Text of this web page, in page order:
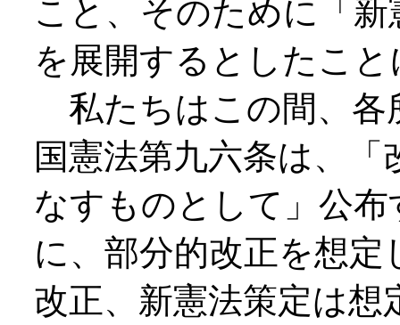
こと、そのために「
を展開するとしたこ
私たちはこの間、各
国憲法第九六条は、
なすものとして」公
に、部分的改正を想
改正、新憲法策定は